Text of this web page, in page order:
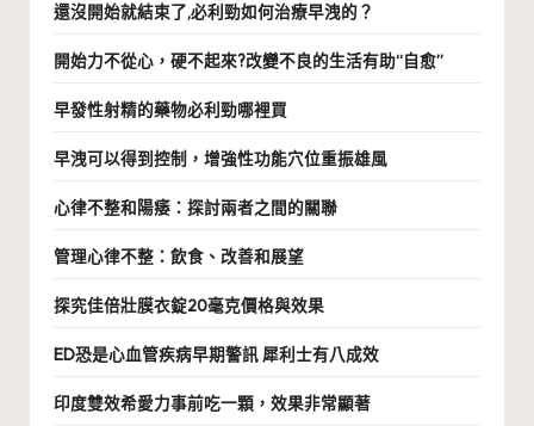
還沒開始就結束了,必利勁如何治療早洩的？
開始力不從心，硬不起來?改變不良的生活有助“自愈”
早發性射精的藥物必利勁哪裡買
早洩可以得到控制，增強性功能穴位重振雄風
心律不整和陽痿：探討兩者之間的關聯
管理心律不整：飲食、改善和展望
探究佳倍壯膜衣錠20毫克價格與效果
ED恐是心血管疾病早期警訊 犀利士有八成效
印度雙效希愛力事前吃一顆，效果非常顯著